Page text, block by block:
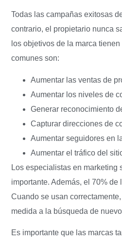
Todas las campañas exitosas
contrario, el propietario nunca
los objetivos de la marca
comunes son:
Aumentar las ventas de
Aumentar los niveles de
Generar reconocimiento
Capturar direcciones de
Aumentar seguidores en
Aumentar el tráfico del
Los especialistas en
importante. Además, el 70%
Cuando se usan
medida a la búsqueda de
Es importante que las marcas